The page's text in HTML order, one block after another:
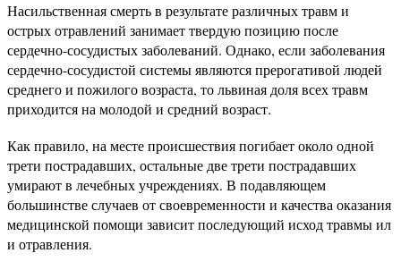
Насильственная смерть в результате различных травм и
острых отравлений занимает твердую позицию после
сердечно-сосудистых заболеваний. Однако, если заболевания
сердечно-сосудистой системы являются прерогативой людей
среднего и пожилого возраста, то львиная доля всех травм
приходится на молодой и средний возраст.
Как правило, на месте происшествия погибает около одной
трети пострадавших, остальные две трети пострадавших
умирают в лечебных учреждениях. В подавляющем
большинстве случаев от своевременности и качества оказания
медицинской помощи зависит последующий исход травмы ил
и отравления.